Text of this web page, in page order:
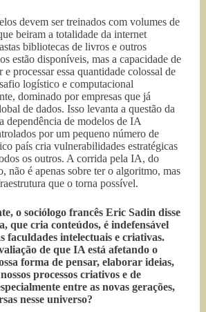
devem ser treinados com volumes de
beiram a totalidade da internet
bibliotecas de livros e outros
estão disponíveis, mas a capacidade de
processar essa quantidade colossal de
logístico e computacional
dominado por empresas que já
de dados. Isso levanta a questão da
dependência de modelos de IA
por um pequeno número de
país cria vulnerabilidades estratégicas
os outros. A corrida pela IA, do
não é apenas sobre ter o algoritmo, mas
que o torna possível.
o sociólogo francês Eric Sadin disse
que cria conteúdos, é indefensável
faculdades intelectuais e criativas.
de que IA está afetando o
forma de pensar, elaborar ideias,
processos criativos e de
entre as novas gerações,
nesse universo?